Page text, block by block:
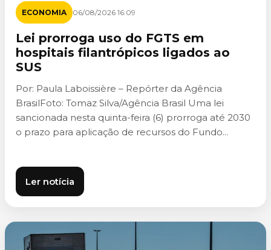
ECONOMIA 06/08/2026 16:09
Lei prorroga uso do FGTS em
hospitais filantrópicos ligados ao
SUS
Por: Paula Laboissière – Repórter da Agência
BrasilFoto: Tomaz Silva/Agência Brasil Uma lei
sancionada nesta quinta-feira (6) prorroga até 2030
o prazo para aplicação de recursos do Fundo...
Ler notícia